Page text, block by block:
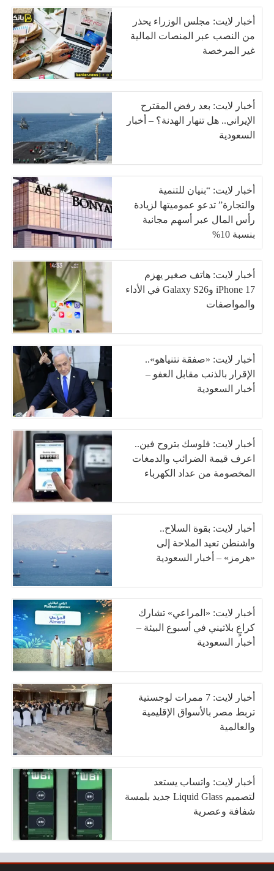
أخبار لايت: مجلس الوزراء يحذر
من النصب عبر المنصات المالية
غير المرخصة
أخبار لايت: بعد رفض المقترح
الإيراني.. هل تنهار الهدنة؟ – أخبار
السعودية
أخبار لايت: “بنيان للتنمية
والتجارة” تدعو عموميتها لزيادة
رأس المال عبر أسهم مجانية
بنسبة 10%
أخبار لايت: هاتف صغير يهزم
iPhone 17 وGalaxy S26 في الأداء
والمواصفات
أخبار لايت: «صفقة نتنياهو»..
الإقرار بالذنب مقابل العفو –
أخبار السعودية
أخبار لايت: فلوسك بتروح فين..
اعرف قيمة الضرائب والدمغات
المخصومة من عداد الكهرباء
أخبار لايت: بقوة السلاح..
واشنطن تعيد الملاحة إلى
«هرمز» – أخبار السعودية
أخبار لايت: «المراعي» تشارك
كراعٍ بلاتيني في أسبوع البيئة –
أخبار السعودية
أخبار لايت: 7 ممرات لوجستية
تربط مصر بالأسواق الإقليمية
والعالمية
أخبار لايت: واتساب يستعد
لتصميم Liquid Glass جديد بلمسة
شفافة وعصرية